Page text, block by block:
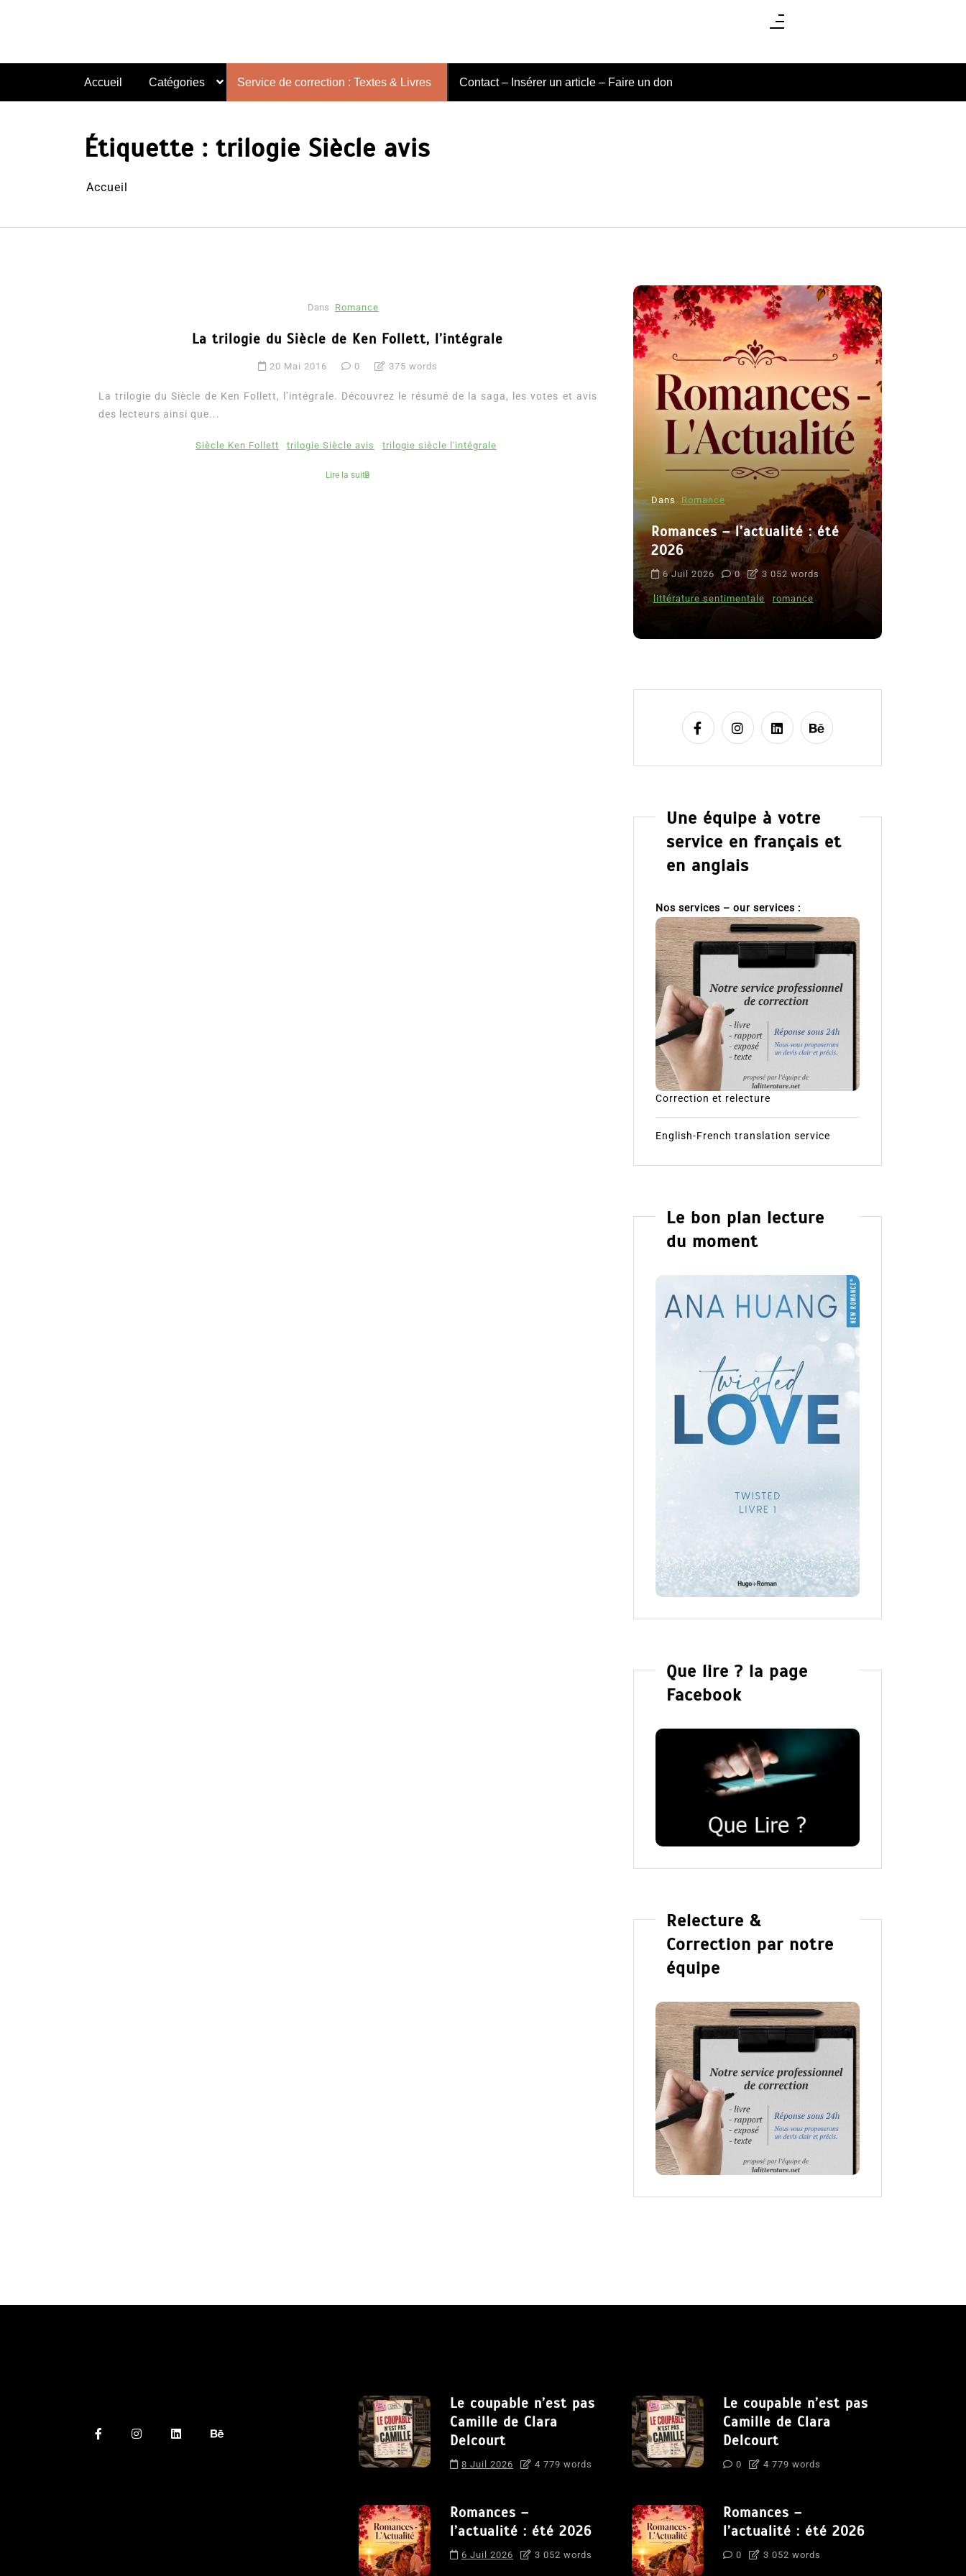
Accueil Catégories Service de correction : Textes & Livres Contact – Insérer un article – Faire un don
Étiquette : trilogie Siècle avis
Accueil
Dans Romance
La trilogie du Siècle de Ken Follett, l’intégrale
20 Mai 2016 0 375 words
La trilogie du Siècle de Ken Follett, l’intégrale. Découvrez le résumé de la saga, les votes et avis
des lecteurs ainsi que...
Siècle Ken Follett trilogie Siècle avis trilogie siècle l'intégrale
Lire la suite
Dans Romance
Romances – l’actualité : été
2026
6 Juil 2026 0 3 052 words
littérature sentimentale romance
Une équipe à votre
service en français et
en anglais
Nos services – our services :
Correction et relecture
English-French translation service
Le bon plan lecture
du moment
Que lire ? la page
Facebook
Relecture &
Correction par notre
équipe
Le coupable n’est pas
Camille de Clara
Delcourt
8 Juil 2026 4 779 words
Romances –
l’actualité : été 2026
6 Juil 2026 3 052 words
Le coupable n’est pas
Camille de Clara
Delcourt
0 4 779 words
Romances –
l’actualité : été 2026
0 3 052 words